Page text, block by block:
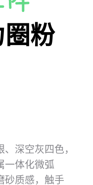
圈粉
深空灰四色，
一体化微弧
砂质感，触手